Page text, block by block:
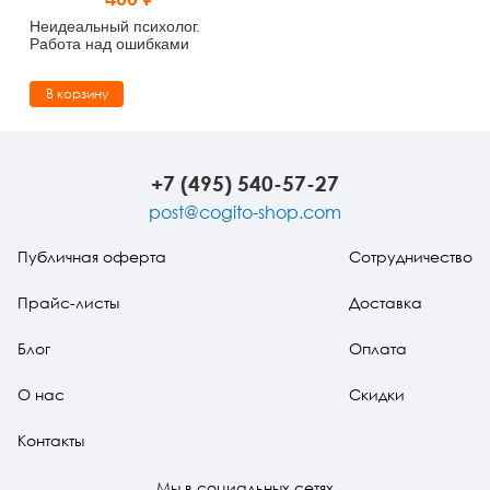
Тревожные расстройства, панические атаки
Психодрама
Психология труда и эргономика
Социальная и организационная психология
Неидеальный психолог.
Работа над ошибками
В корзину
+7 (495) 540-57-27
post@cogito-shop.com
Публичная оферта
Прайс-листы
Блог
О нас
Контакты
Сотрудничество
Доставка
Оплата
Скидки